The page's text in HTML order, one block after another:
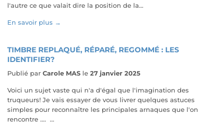
l'autre ce que valait dire la position de la...
En savoir plus →
TIMBRE REPLAQUÉ, RÉPARÉ, REGOMMÉ : LES
IDENTIFIER?
Publié par Carole MAS le 27 janvier 2025
Voici un sujet vaste qui n'a d'égal que l'imagination des
truqueurs! Je vais essayer de vous livrer quelques astuces
simples pour reconnaître les principales arnaques que l'on
rencontre .... ...